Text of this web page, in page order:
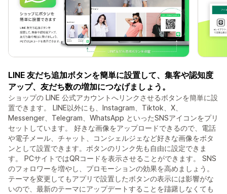
LINE 友だち追加ボタンを簡単に設置して、集客や認知度
アップ、友だち数の増加につなげましょう。
ショップの LINE 公式アカウントへリンクさせるボタンを簡単に設
置できます。 LINE以外にも、Instagram、Tiktok、X、
Messenger、Telegram、WhatsApp といったSNSアイコンをプリ
セットしています。 好きな画像をアップロードできるので、電話
や電子メール、チャット、コンシェルジェなど好きな画像をボタ
ンとして設置できます。ボタンのリンク先も自由に設定できま
す。 PCサイトではQRコードを表示させることができます。 SNS
のフォロワーを増やし、プロモーションの効果を高めましょう。
テーマを変更してもアプリで設置したボタンの表示には影響がな
いので、最新のテーマにアップデートすることを躊躇しなくても